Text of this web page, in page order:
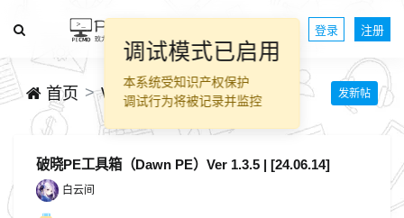
登录 注册
首页 WinPE作品分享 发新帖
破晓PE工具箱（Dawn PE）Ver 1.3.5 | [24.06.14]
白云间